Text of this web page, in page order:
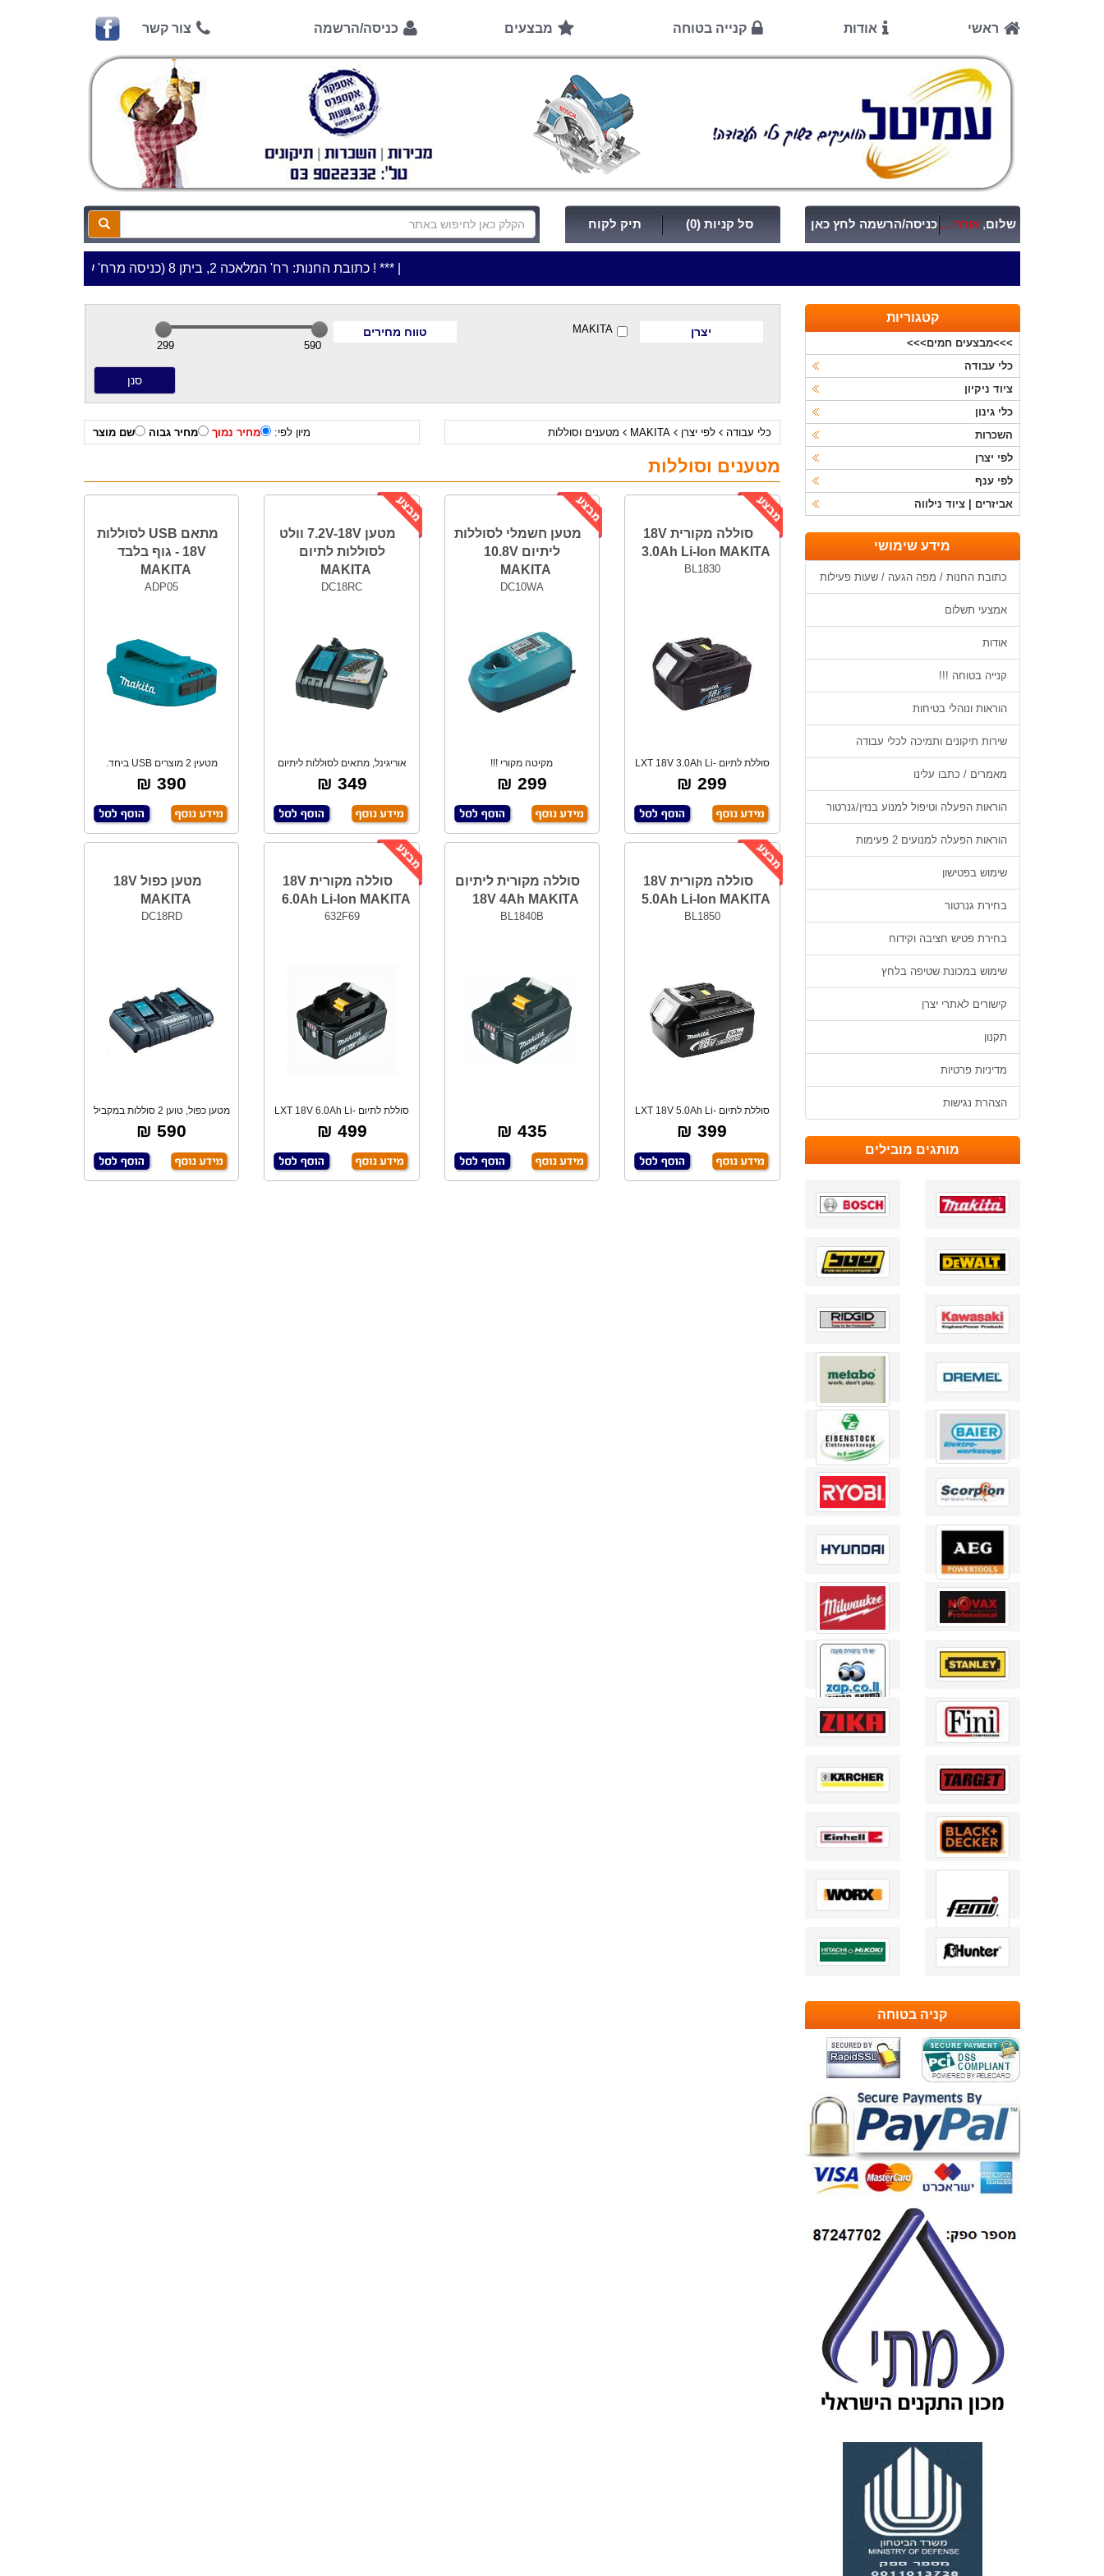
ראשי אודות קנייה בטוחה מבצעים כניסה/הרשמה צור קשר
סל קניות (0) תיק לקוח שלום, אורח ... כניסה/הרשמה לחץ כאן
***כתובת החנות: רח' המלאכה 2, ביתן 8 (כניסה מרח' עמל 5) א.ת.פארק אפק, ראש העין***
יצרן MAKITA טווח מחירים
590
299
מיון לפי: מחיר נמוך מחיר גבוה שם מוצר כלי עבודה לפי יצרן MAKITA מטענים וסוללות
מטענים וסוללות
סוללה מקורית 18V
3.0Ah Li-Ion MAKITA
BL1830
סוללת לתיום LXT 18V 3.0Ah Li-
Ion
299 ₪
מטען חשמלי לסוללות
ליתיום 10.8V
MAKITA
DC10WA
מקיטה מקורי !!!
299 ₪
מטען 7.2V-18V וולט
לסוללות לתיום
MAKITA
DC18RC
אוריגינל, מתאים לסוללות ליתיום
7.2V עד 1
349 ₪
מתאם USB לסוללות
18V - גוף בלבד
MAKITA
ADP05
מטעין 2 מוצרים USB ביחד.
איכותי לשטח, כש
390 ₪
סוללה מקורית 18V
5.0Ah Li-Ion MAKITA
BL1850
סוללת לתיום LXT 18V 5.0Ah Li-
Ion
399 ₪
סוללה מקורית ליתיום
18V 4Ah MAKITA
BL1840B
435 ₪
סוללה מקורית 18V
6.0Ah Li-Ion MAKITA
632F69
סוללת לתיום LXT 18V 6.0Ah Li-
Ion
499 ₪
מטען כפול 18V
MAKITA
DC18RD
מטען כפול, טוען 2 סוללות במקביל
+ יציאת
590 ₪
קטגוריות
>>>מבצעים חמים>>>
כלי עבודה
ציוד ניקיון
כלי גינון
השכרות
לפי יצרן
לפי ענף
אביזרים | ציוד נילווה
מידע שימושי
כתובת החנות / מפה הגעה / שעות פעילות
אמצעי תשלום
אודות
קנייה בטוחה !!!
הוראות ונוהלי בטיחות
שירות תיקונים ותמיכה לכלי עבודה
מאמרים / כתבו עלינו
הוראות הפעלה וטיפול למנוע בנזין/גנרטור
הוראות הפעלה למנועים 2 פעימות
שימוש בפטישון
בחירת גנרטור
בחירת פטיש חציבה וקידוח
שימוש במכונת שטיפה בלחץ
קישורים לאתרי יצרן
תקנון
מדיניות פרטיות
הצהרת נגישות
מותגים מובילים
קניה בטוחה